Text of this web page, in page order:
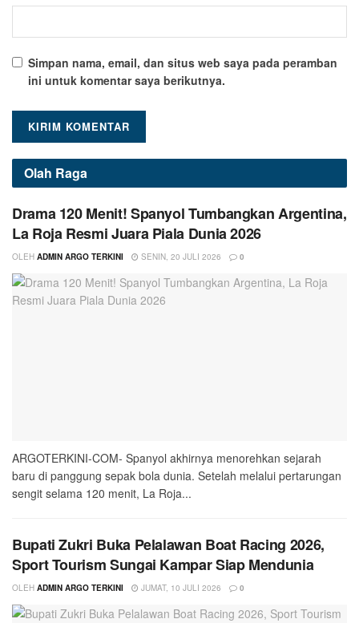
Simpan nama, email, dan situs web saya pada peramban
ini untuk komentar saya berikutnya.
Olah Raga
Drama 120 Menit! Spanyol Tumbangkan Argentina,
La Roja Resmi Juara Piala Dunia 2026
OLEH ADMIN ARGO TERKINI SENIN, 20 JULI 2026 0
ARGOTERKINI-COM- Spanyol akhirnya menorehkan sejarah
baru di panggung sepak bola dunia. Setelah melalui pertarungan
sengit selama 120 menit, La Roja...
Bupati Zukri Buka Pelalawan Boat Racing 2026,
Sport Tourism Sungai Kampar Siap Mendunia
OLEH ADMIN ARGO TERKINI JUMAT, 10 JULI 2026 0